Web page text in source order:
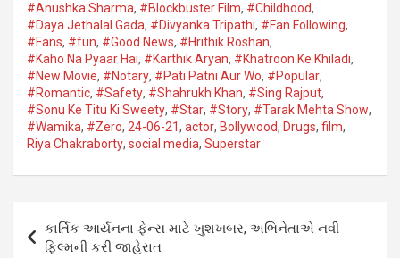
#Anushka Sharma, #Blockbuster Film, #Childhood,
#Daya Jethalal Gada, #Divyanka Tripathi, #Fan Following,
#Fans, #fun, #Good News, #Hrithik Roshan,
#Kaho Na Pyaar Hai, #Karthik Aryan, #Khatroon Ke Khiladi,
#New Movie, #Notary, #Pati Patni Aur Wo, #Popular,
#Romantic, #Safety, #Shahrukh Khan, #Sing Rajput,
#Sonu Ke Titu Ki Sweety, #Star, #Story, #Tarak Mehta Show,
#Wamika, #Zero, 24-06-21, actor, Bollywood, Drugs, film,
Riya Chakraborty, social media, Superstar
navigation
કાર્તિક આર્યનના ફેન્સ માટે ખુશખબર, અભિનેતાએ નવી
ફિલ્મની કરી જાહેરાત